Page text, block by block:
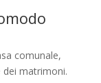
comunale,
dei matrimoni.